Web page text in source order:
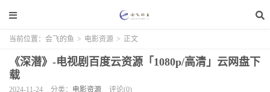
当前位置： 会飞的鱼 > 电影资源 > 正文
《深潜》-电视剧百度云资源「1080p/高清」云网盘下
载
2024-11-24 分类： 电影资源 评论(0)